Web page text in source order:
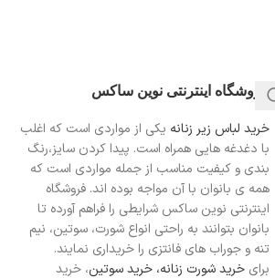
فروشگاه اینترنتی نوین ساکس
خرید لباس زیر زنانه یکی از مواردی است که اغلب
با دغدغه هایی همراه است. پیدا کردن سایز،رنگ
بندی و کیفیت مناسب از جمله مواردی است که
همه ی بانوان با آن مواجه بوده اند. فروشگاه
اینترنتی نوین ساکس شرایطی را فراهم آورده تا
بانوان بتوانند به راحتی انواع شورت، سوتین، نیم
تنه و جوراب های فانتزی را خریداری نمایند.
برای خرید شورت زنانه، خرید سوتین، خرید